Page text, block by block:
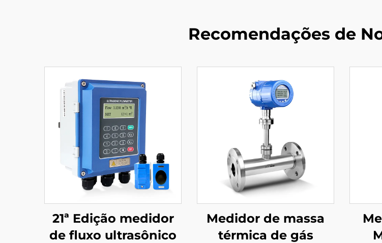
Recomendações de
21ª Edição medidor
de fluxo ultrasônico
Medidor de massa
térmica de gás